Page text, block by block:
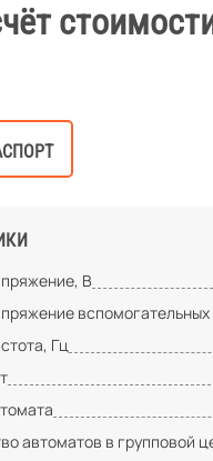
В
Гц
автоматов в групповой